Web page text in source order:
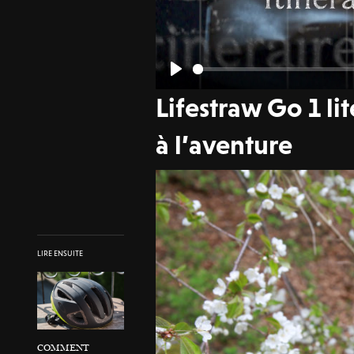
LIRE ENSUITE
COMMENT
l
a
y
Lifestraw Go 1
à l’aventure